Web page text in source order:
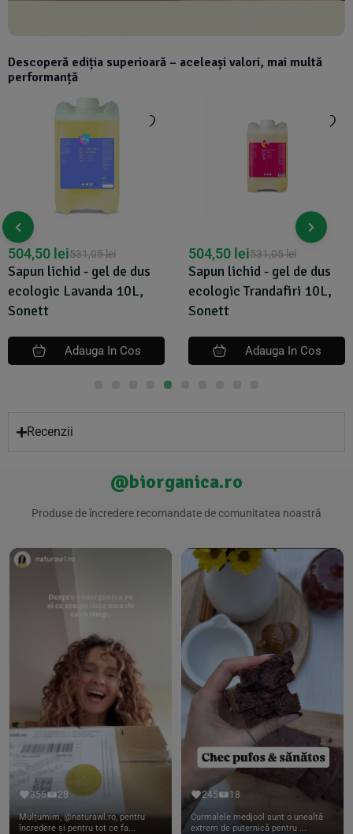
Descoperă ediția superioară – aceleași valori, mai multă
performanță
Sapun lichid - gel de dus
ecologic Lavanda 10L,
Sonett
531,05lei
504,50 lei
Adauga In Cos
Sapun lichid - gel de dus
ecologic Trandafiri 10L,
Sonett
531,05lei
504,50 lei
Adauga In Cos
Recenzii
@biorganica.ro
Produse de încredere recomandate de comunitatea noastră
356 28
Mulțumim, @naturawl.ro, pentru
încredere și pentru tot ce fa...
245 18
Curmalele medjool sunt o unealtă
extrem de puternică pentru ...